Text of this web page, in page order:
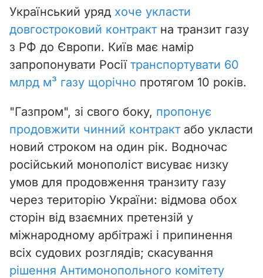
Український уряд хоче укласти
довгостроковий контрактна транзит газу
з РФ до Європи. Київ має намір
запропонувати Росії транспортувати 60
млрд м³ газу щорічно протягом 10 років.
"Газпром", зі свого боку, пропонує
продовжити чинний контрактабо укласти
новий строком на один рік. Водночас
російський монополіст висуває низку
умов для продовження транзиту газу
через територію України: відмова обох
сторін від взаємних претензій у
міжнародному арбітражі і припинення
всіх судових розглядів; скасування
рішення Антимонопольного комітету